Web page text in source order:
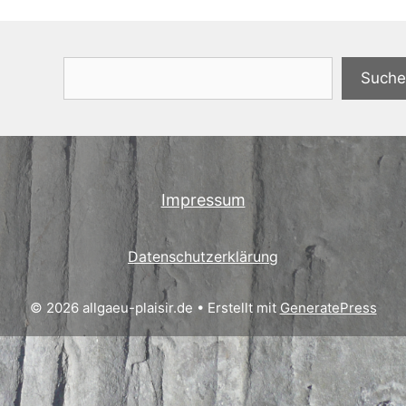
Impressum
Datenschutzerklärung
© 2026 allgaeu-plaisir.de • Erstellt mit GeneratePress